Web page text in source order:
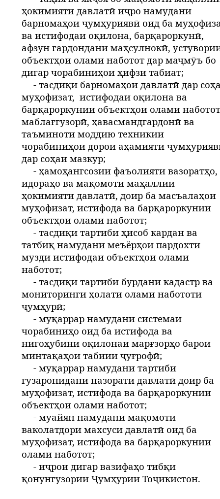
ҳокимияти давлатӣ иҷро намудани
барномаҳои ҷумҳуриявӣ оид ба
ва истифодаи оқилона, барқароркунӣ,
афзун гардондани маҳсулнокӣ,
объектҳои олами наботот дар маҷмӯъ бо
дигар чорабиниҳои ҳифзи табиат;
- тасдиқи барномаҳои давлатӣ дар
муҳофизат, истифодаи оқилона ва
барқароркунии объектҳои олами
маблағгузорӣ, ҳавасмандгардонӣ ва
таъминоти моддию техникии
чорабиниҳои дорои аҳамияти
дар соҳаи мазкур;
- ҳамоҳангсозии фаъолияти вазоратҳо,
идораҳо ва мақомоти маҳаллии
ҳокимияти давлатӣ, доир ба масъалаҳои
муҳофизат, истифода ва барқароркунии
объектҳои олами наботот;
- тасдиқи тартиби ҳисоб кардан ва
татбиқ намудани меъёрҳои пардохти
музди истифодаи объектҳои олами
наботот;
- тасдиқи тартиби бурдани кадастр ва
мониторинги ҳолати олами набототи
ҷумҳурӣ;
- муқаррар намудани системаи
чорабиниҳо оид ба истифода ва
нигоҳубини оқилонаи марғзорҳо барои
минтақаҳои табиии ҷуғрофӣ;
- муқаррар намудани тартиби
гузаронидани назорати давлатӣ доир ба
муҳофизат, истифода ва барқароркунии
объектҳои олами наботот;
- муайян намудани мақомоти
ваколатдори махсуси давлатӣ оид ба
муҳофизат, истифода ва барқароркунии
олами наботот;
- иҷрои дигар вазифаҳо тибқи
қонунгузории Ҷумҳурии Тоҷикистон.